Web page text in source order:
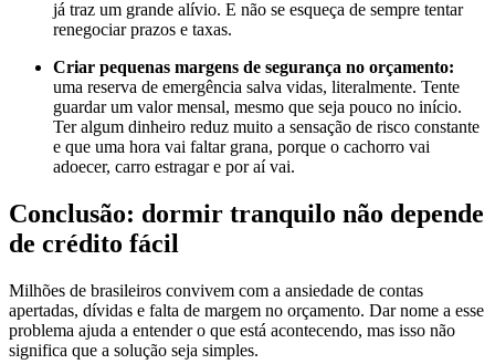
já traz um grande alívio. E não se esqueça de sempre tentar
renegociar prazos e taxas.
Criar pequenas margens de segurança no orçamento:
uma reserva de emergência salva vidas, literalmente. Tente
guardar um valor mensal, mesmo que seja pouco no início.
Ter algum dinheiro reduz muito a sensação de risco constante
e que uma hora vai faltar grana, porque o cachorro vai
adoecer, carro estragar e por aí vai.
Conclusão: dormir tranquilo não depende
de crédito fácil
Milhões de brasileiros convivem com a ansiedade de contas
apertadas, dívidas e falta de margem no orçamento. Dar nome a esse
problema ajuda a entender o que está acontecendo, mas isso não
significa que a solução seja simples.